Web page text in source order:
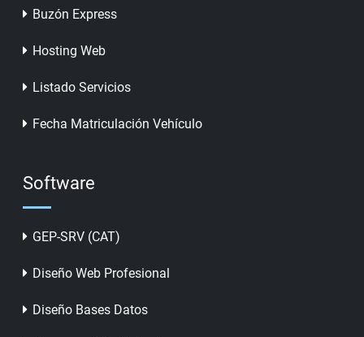
Buzón Express
Hosting Web
Listado Servicios
Fecha Matriculación Vehículo
Software
GEP-SRV (CAT)
Diseño Web Profesional
Diseño Bases Datos